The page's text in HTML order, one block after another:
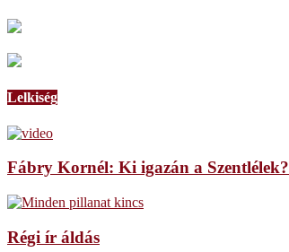
Lelkiség
Fábry Kornél: Ki igazán a Szentlélek?
Régi ír áldás